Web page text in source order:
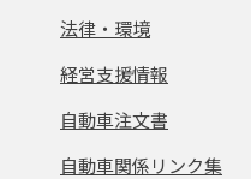
法律・環境
経営支援情報
自動車注文書
自動車関係リンク集